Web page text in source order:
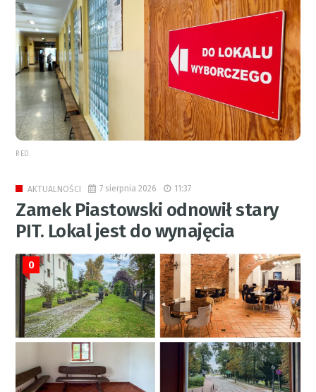
RED.
AKTUALNOŚCI 7 sierpnia 2026 11:37
Zamek Piastowski odnowił stary
PIT. Lokal jest do wynajęcia
0